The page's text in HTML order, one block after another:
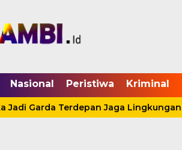
Nasional Peristiwa Kriminal
Garda Terdepan Jaga Lingkungan